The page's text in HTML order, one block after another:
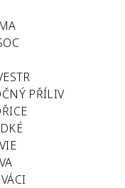
PŘÍLIV